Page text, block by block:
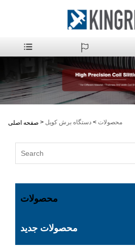
صفحه اصلی > محصولات > دستگاه برش کویل
محصولات
محصولات جدید